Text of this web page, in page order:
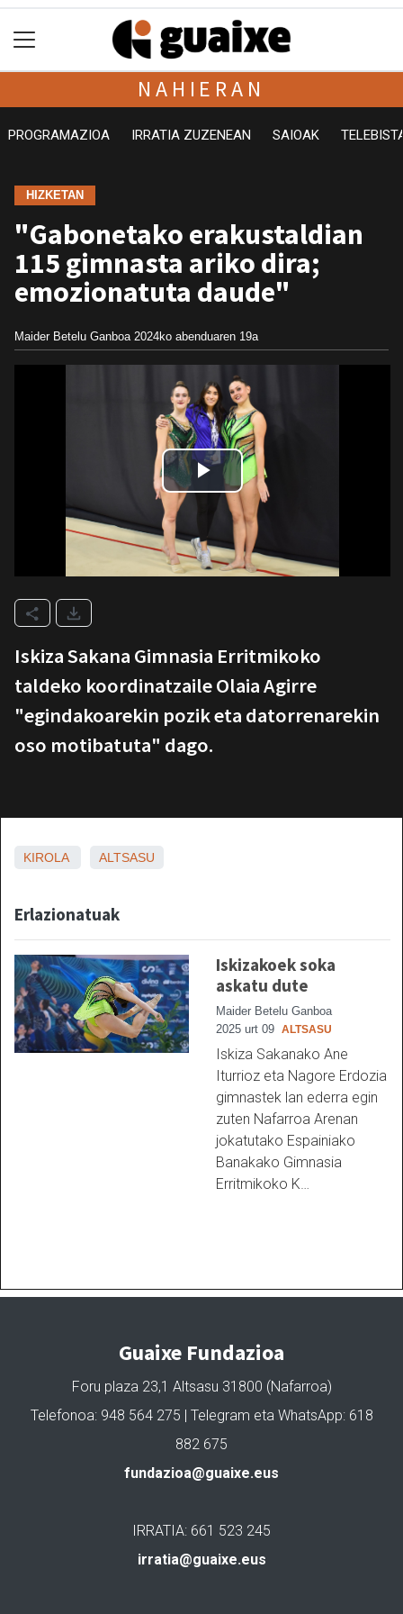
NAHIERAN
PROGRAMAZIOA IRRATIA ZUZENEAN SAIOAK
HIZKETAN
"Gabonetako erakustaldian
115 gimnasta ariko dira;
emozionatuta daude"
Maider Betelu Ganboa 2024ko abenduaren 19a
Iskiza Sakana Gimnasia Erritmikoko
taldeko koordinatzaile Olaia Agirre
"egindakoarekin pozik eta datorrenarekin
oso motibatuta" dago.
KIROLA ALTSASU
Erlazionatuak
Iskizakoek soka
askatu dute
Maider Betelu Ganboa
2025 urt 09 ALTSASU
Iskiza Sakanako Ane
Iturrioz eta Nagore Erdozia
gimnastek lan ederra egin
zuten Nafarroa Arenan
jokatutako Espainiako
Banakako Gimnasia
Erritmikoko K…
Guaixe Fundazioa
Foru plaza 23,1 Altsasu 31800 (Nafarroa)
Telefonoa: 948 564 275 | Telegram eta WhatsApp: 618
882 675
fundazioa@guaixe.eus
IRRATIA: 661 523 245
irratia@guaixe.eus